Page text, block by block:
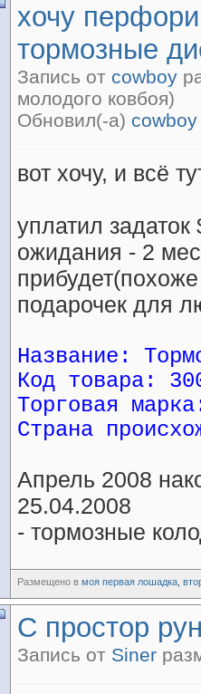
хочу
тормозные
Запись от cowboy
молодого ковбоя)
Обновил(-а) cowboy
вот хочу, и всё
уплатил
ожидания - 2
подарочек для
Название:
Код товара:
Торговая
Страна
Апрель 2008
25.04.2008
- тормозные
Размещено в моя первая лошадка
С простор
Запись от Siner